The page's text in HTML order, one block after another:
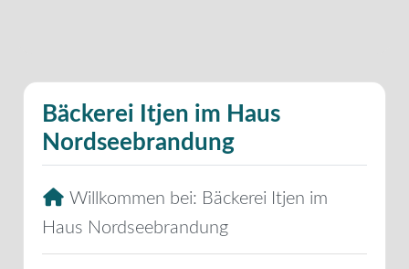
Bäckerei Itjen im Haus
Nordseebrandung
Willkommen bei: Bäckerei Itjen im
Haus Nordseebrandung